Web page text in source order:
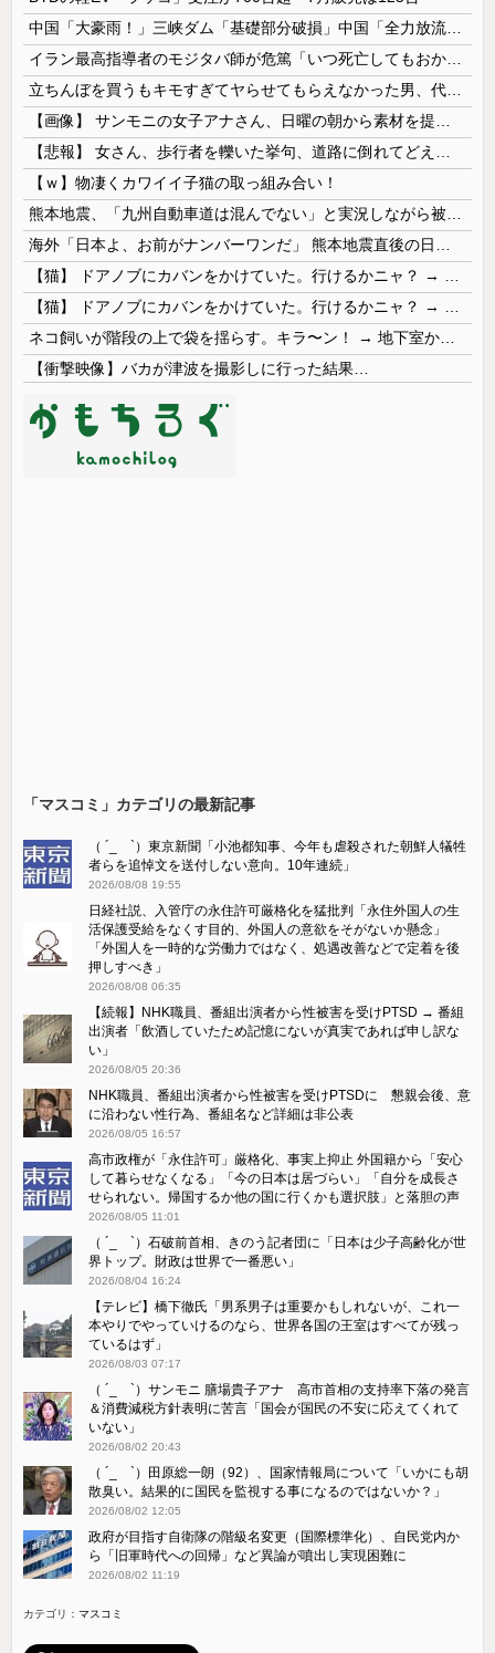
【ｗ】物凄くカワイイ子猫の取っ組み合い！
【衝撃映像】バカが津波を撮影しに行った結果…
「マスコミ」カテゴリの最新記事
（ ´_ゝ`）東京新聞「小池都知事、今年も虐殺された朝鮮人犠牲
者らを追悼文を送付しない意向。10年連続」
2026/08/08 19:55
日経社説、入管庁の永住許可厳格化を猛批判「永住外国人の生
活保護受給をなくす目的、外国人の意欲をそがないか懸念」
「外国人を一時的な労働力ではなく、処遇改善などで定着を後
押しすべき」
2026/08/08 06:35
【続報】NHK職員、番組出演者から性被害を受けPTSD → 番組
出演者「飲酒していたため記憶にないが真実であれば申し訳な
い」
2026/08/05 20:36
NHK職員、番組出演者から性被害を受けPTSDに 懇親会後、意
に沿わない性行為、番組名など詳細は非公表
2026/08/05 16:57
高市政権が「永住許可」厳格化、事実上抑止 外国籍から「安心
して暮らせなくなる」「今の日本は居づらい」「自分を成長さ
せられない。帰国するか他の国に行くかも選択肢」と落胆の声
2026/08/05 11:01
（ ´_ゝ`）石破前首相、きのう記者団に「日本は少子高齢化が世
界トップ。財政は世界で一番悪い」
2026/08/04 16:24
【テレビ】橋下徹氏「男系男子は重要かもしれないが、これ一
本やりでやっていけるのなら、世界各国の王室はすべてが残っ
ているはず」
2026/08/03 07:17
（ ´_ゝ`）サンモニ 膳場貴子アナ 高市首相の支持率下落の発言
＆消費減税方針表明に苦言「国会が国民の不安に応えてくれて
いない」
2026/08/02 20:43
（ ´_ゝ`）田原総一朗（92）、国家情報局について「いかにも胡
散臭い。結果的に国民を監視する事になるのではないか？」
2026/08/02 12:05
政府が目指す自衛隊の階級名変更（国際標準化）、自民党内か
ら「旧軍時代への回帰」など異論が噴出し実現困難に
2026/08/02 11:19
カテゴリ：マスコミ